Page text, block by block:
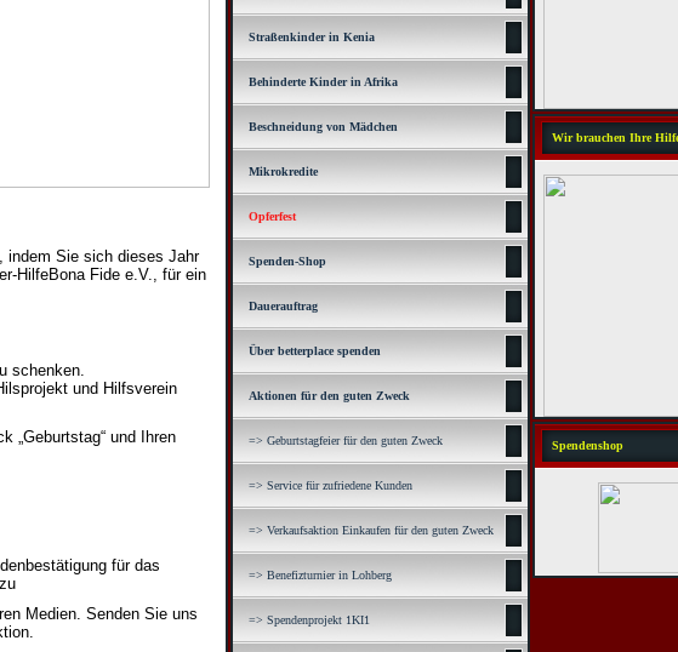
indem Sie sich dieses Jahr
HilfeBona Fide e.V., für ein
schenken.
und Hilfsverein
„Geburtstag“ und Ihren
für das
Medien. Senden Sie uns
Straßenkinder in Kenia
Behinderte Kinder in Afrika
Beschneidung von Mädchen
Mikrokredite
Opferfest
Spenden-Shop
Dauerauftrag
Über betterplace spenden
Aktionen für den guten Zweck
=> Geburtstagfeier für den guten Zweck
=> Service für zufriedene Kunden
=> Verkaufsaktion Einkaufen für den guten Zweck
=> Benefizturnier in Lohberg
=> Spendenprojekt 1KI1
Wir brauchen Ihre
Spendenshop